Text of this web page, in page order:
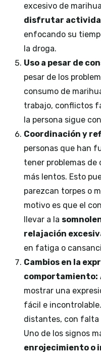
excesivo de
disfrutar
enfocando su
la droga.
Uso a pesar de
pesar de los
consumo de
trabajo, conflictos
la persona sigue
Coordinación y
personas que han
tener problemas
más lentos. Esto
parezcan torpes o
motivo es que el
llevar a la
relajación
en fatiga o
Cambios en la
comportamiento:
mostrar una
fácil e
distantes, con falta
Uno de los signos
enrojecimiento o